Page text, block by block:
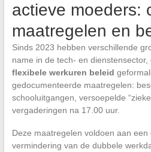
actieve moeders:
maatregelen en
Sinds 2023 hebben verschillende
name in de tech- en dienstensector,
flexibele werkuren beleid
gedocumenteerde maatregelen:
schooluitgangen, versoepelde
vergaderingen na 17.00 uur.
Deze maatregelen voldoen aan
vermindering van de dubbele